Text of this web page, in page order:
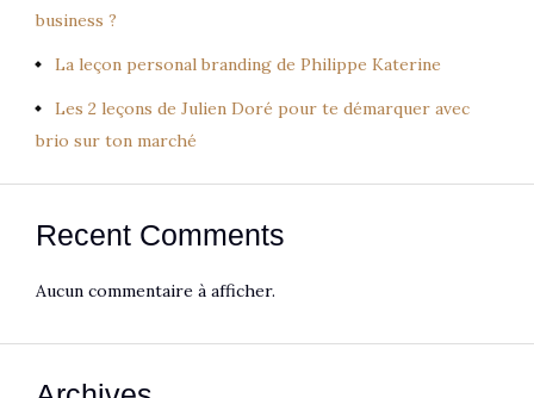
business ?
La leçon personal branding de Philippe Katerine
Les 2 leçons de Julien Doré pour te démarquer avec
brio sur ton marché
Recent Comments
Aucun commentaire à afficher.